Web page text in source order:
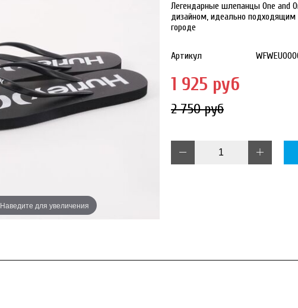
Наведите для увеличения
Наведите
Легендарные шлепанцы One and
дизайном, идеально
городе
Артикул
1 925 руб
2 750 руб